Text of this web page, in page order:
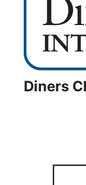
Diners